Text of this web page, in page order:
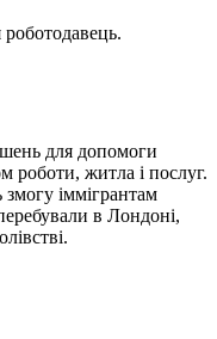
для допомоги
роботи, житла і послуг.
іммігрантам
в Лондоні,